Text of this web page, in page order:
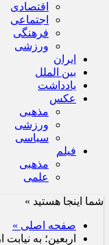
اقتصادی
اجتماعی
فرهنگی
ورزشی
ایران
بین الملل
یادداشت
عکس
مذهبی
ورزشی
سیاسی
فیلم
مذهبی
علمی
شما اینجا هستید »
صفحه اصلی »
اربعین؛ به نیابت